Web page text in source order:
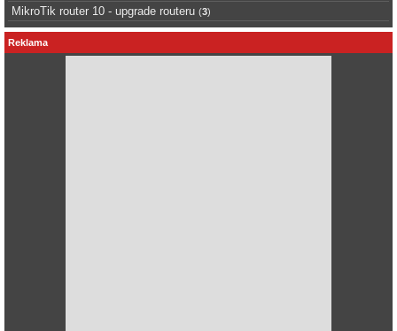
MikroTik router 10 - upgrade routeru (3)
Reklama